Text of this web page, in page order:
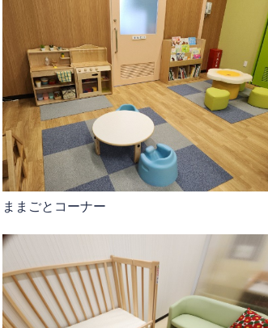
ままごとコーナー